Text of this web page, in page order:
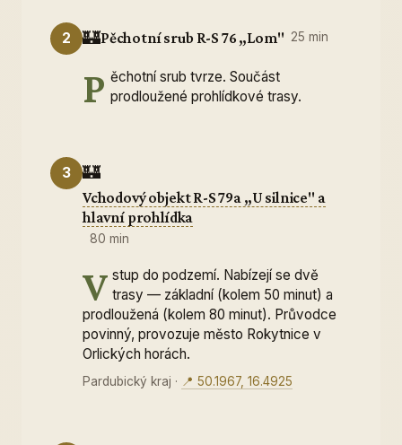
2 🏰Pěchotní srub R-S 76 „Lom" 25 min
P ěchotní srub tvrze. Součást
prodloužené prohlídkové trasy.
3 🏰
Vchodový objekt R-S 79a „U silnice" a
hlavní prohlídka
80 min
V stup do podzemí. Nabízejí se dvě
trasy — základní (kolem 50 minut) a
prodloužená (kolem 80 minut). Průvodce
povinný, provozuje město Rokytnice v
Orlických horách.
Pardubický kraj · 📍 50.1967, 16.4925